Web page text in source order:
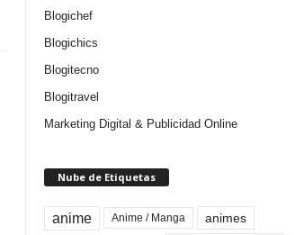
Blogichef
Blogichics
Blogitecno
Blogitravel
Marketing Digital & Publicidad Online
Nube de Etiquetas
anime Anime / Manga animes